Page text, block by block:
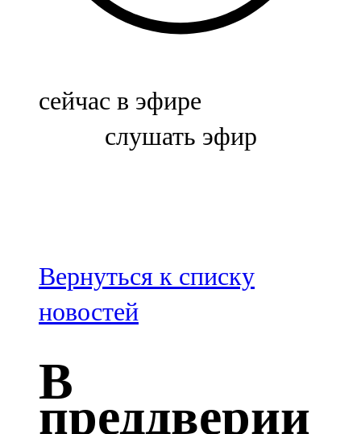
Биләр
Болгар
100,3 FM
Зәй
106,6 FM
Кадыбаш
105,2 FM
сейчас в эфире
слушать эфир
Вернуться к списку
новостей
В
преддверии